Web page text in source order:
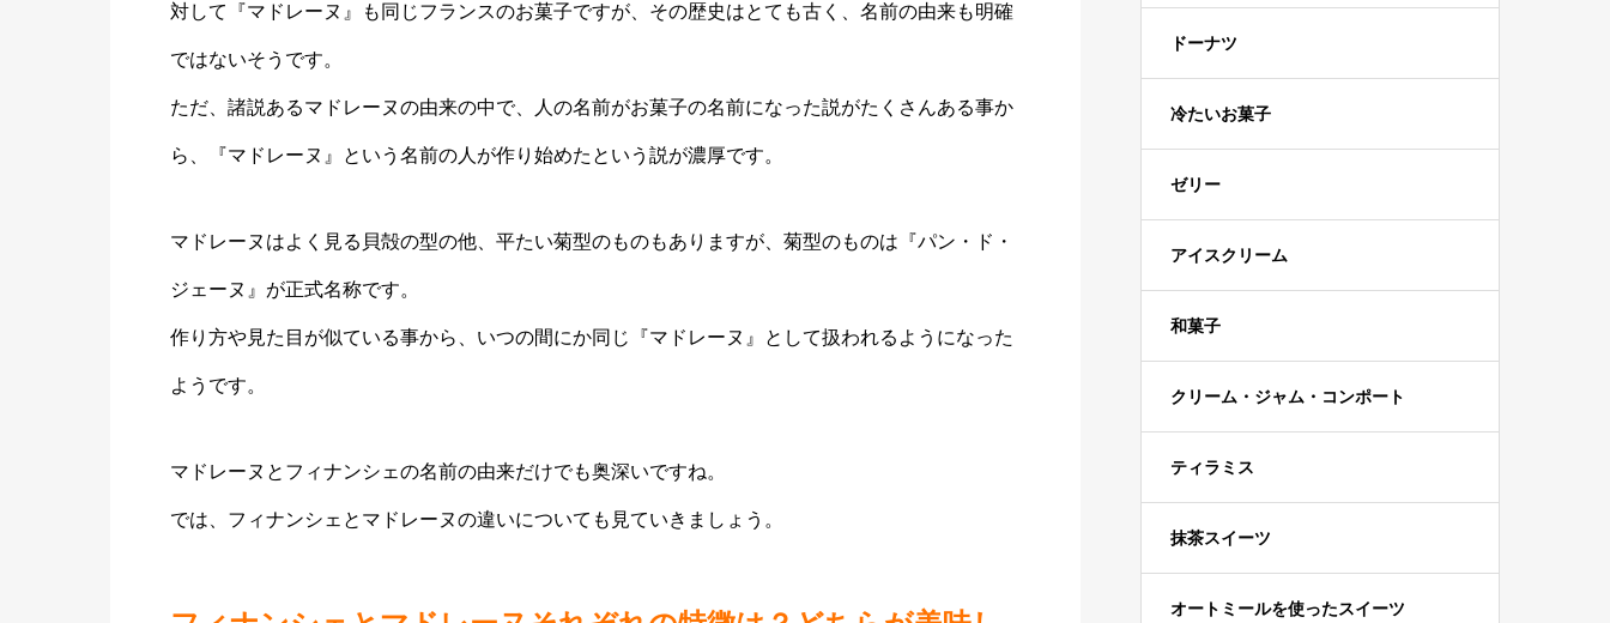
対して『マドレーヌ』も同じフランスのお菓子ですが、その歴史はとても古く、名前の由来も明確
ではないそうです。
ただ、諸説あるマドレーヌの由来の中で、人の名前がお菓子の名前になった説がたくさんある事か
ら、『マドレーヌ』という名前の人が作り始めたという説が濃厚です。
マドレーヌはよく見る貝殻の型の他、平たい菊型のものもありますが、菊型のものは『パン・ド・
ジェーヌ』が正式名称です。
作り方や見た目が似ている事から、いつの間にか同じ『マドレーヌ』として扱われるようになった
ようです。
マドレーヌとフィナンシェの名前の由来だけでも奥深いですね。
では、フィナンシェとマドレーヌの違いについても見ていきましょう。
ドーナツ
冷たいお菓子
ゼリー
アイスクリーム
和菓子
クリーム・ジャム・コンポート
ティラミス
抹茶スイーツ
オートミールを使ったスイーツ